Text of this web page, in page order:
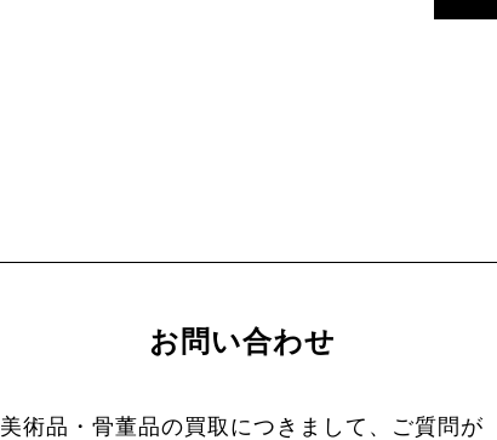
お問い合わせ
美術品・骨董品の買取につきまして、ご質問が